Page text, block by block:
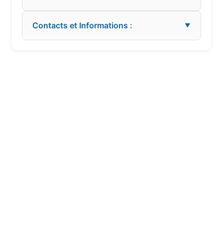
Contacts et Informations : ▼